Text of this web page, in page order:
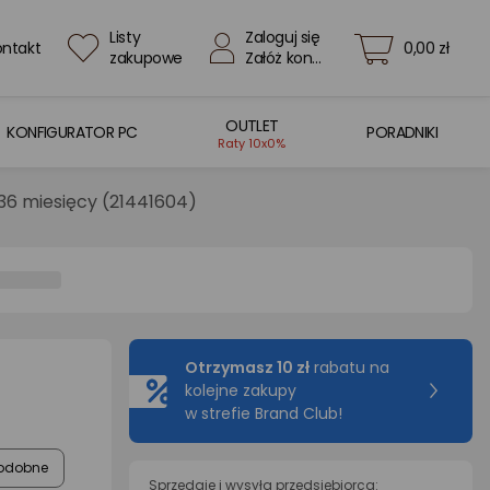
Listy
zakupowe
Zaloguj się
Załóż konto
0,00 zł
KONFIGURATOR PC OUTLET
Raty 10x0%
PORADNIKI
miesięcy (21441604)
Otrzymasz 10 zł rabatu na
kolejne zakupy
w strefie Brand Club!
Sprzedaje i wysyła przedsiębiorca: